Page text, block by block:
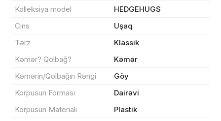
Kolleksiya model
HEDGEHUGS
Cins
Uşaq
Tərz
Klassik
Kəmər? Qolbağ?
Kəmər
Kəmərin/Qolbağın Rəngi
Göy
Korpusun Forması
Dairəvi
Korpusun Materialı
Plastik
Məhsul(lar) səbətə əlavə edildi
Sifarişin detalları